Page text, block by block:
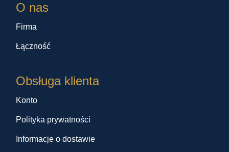
O nas
Firma
Łączność
Obsługa klienta
Konto
Polityka prywatności
Informacje o dostawie